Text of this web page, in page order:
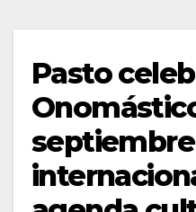
Pasto